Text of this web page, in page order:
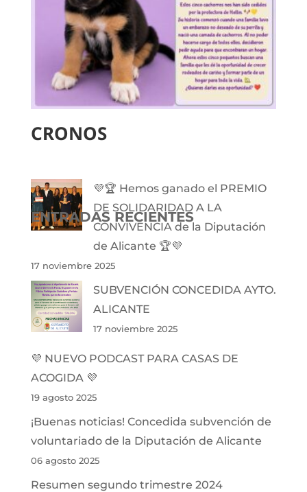
CRONOS
ENTRADAS RECIENTES
💜🏆 Hemos ganado el PREMIO
DE SOLIDARIDAD A LA
CONVIVENCIA de la Diputación
de Alicante 🏆💜
17 noviembre 2025
SUBVENCIÓN CONCEDIDA AYTO.
ALICANTE
17 noviembre 2025
💜 NUEVO PODCAST PARA CASAS DE
ACOGIDA 💜
19 agosto 2025
¡Buenas noticias! Concedida subvención de
voluntariado de la Diputación de Alicante
06 agosto 2025
Resumen segundo trimestre 2024